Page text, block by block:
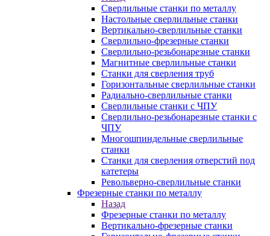
Сверлильные станки по металлу
Настольные сверлильные станки
Вертикально-сверлильные станки
Сверлильно-фрезерные станки
Сверлильно-резьбонарезные станки
Магнитные сверлильные станки
Станки для сверления труб
Горизонтальные сверлильные станки
Радиально-сверлильные станки
Сверлильные станки с ЧПУ
Сверлильно-резьбонарезные станки с
ЧПУ
Многошпиндельные сверлильные
станки
Станки для сверления отверстий под
катетеры
Револьверно-сверлильные станки
Фрезерные станки по металлу
Назад
Фрезерные станки по металлу
Вертикально-фрезерные станки